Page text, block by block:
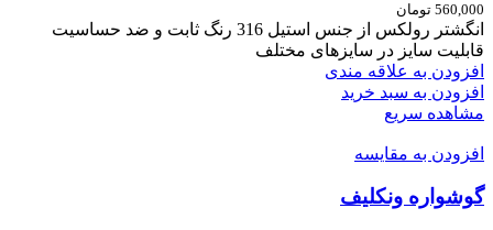
560,000 تومان
انگشتر رولکس از جنس استیل 316 رنگ ثابت و ضد حساسیت
قابلیت سایز در سایزهای مختلف
افزودن به علاقه مندی
افزودن به سبد خرید
مشاهده سریع
افزودن به مقایسه
گوشواره ونکلیف